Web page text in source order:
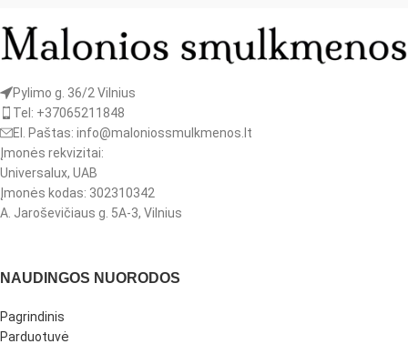
Pylimo g. 36/2 Vilnius
Tel: +37065211848
El. Paštas: info@maloniossmulkmenos.lt
Įmonės rekvizitai:
Universalux, UAB
Įmonės kodas: 302310342
A. Jaroševičiaus g. 5A-3, Vilnius
NAUDINGOS NUORODOS
Pagrindinis
Parduotuvė